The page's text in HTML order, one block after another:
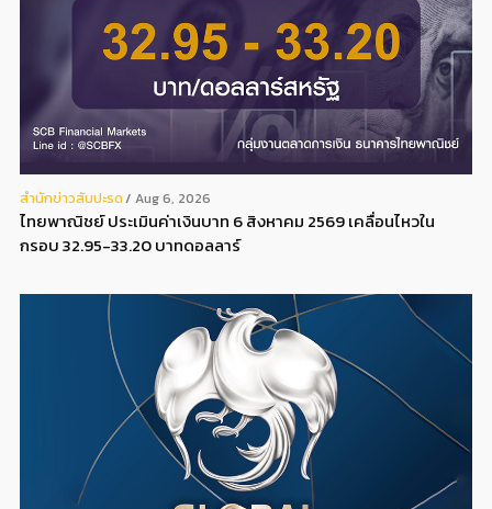
สํานักข่าวสับปะรด Aug 6, 2026
ไทยพาณิชย์ ประเมินค่าเงินบาท 6 สิงหาคม 2569 เคลื่อนไหวใน
กรอบ 32.95-33.20 บาทดอลลาร์